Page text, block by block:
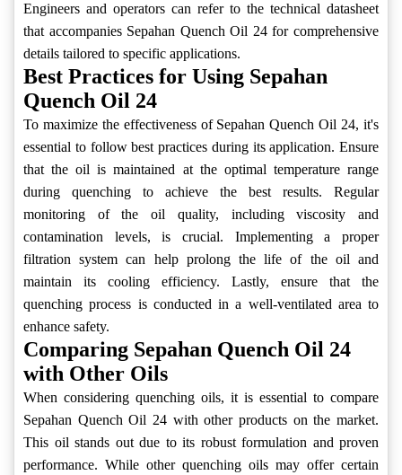
Engineers and operators can refer to the technical datasheet
that accompanies Sepahan Quench Oil 24 for comprehensive
details tailored to specific applications.
Best Practices for Using Sepahan
Quench Oil 24
To maximize the effectiveness of Sepahan Quench Oil 24, it's
essential to follow best practices during its application. Ensure
that the oil is maintained at the optimal temperature range
during quenching to achieve the best results. Regular
monitoring of the oil quality, including viscosity and
contamination levels, is crucial. Implementing a proper
filtration system can help prolong the life of the oil and
maintain its cooling efficiency. Lastly, ensure that the
quenching process is conducted in a well-ventilated area to
enhance safety.
Comparing Sepahan Quench Oil 24
with Other Oils
When considering quenching oils, it is essential to compare
Sepahan Quench Oil 24 with other products on the market.
This oil stands out due to its robust formulation and proven
performance. While other quenching oils may offer certain